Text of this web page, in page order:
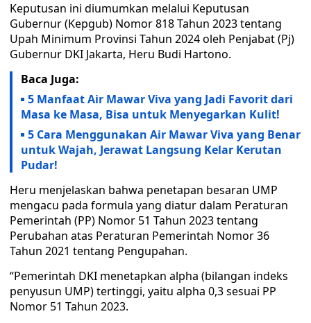
Keputusan ini diumumkan melalui Keputusan
Gubernur (Kepgub) Nomor 818 Tahun 2023 tentang
Upah Minimum Provinsi Tahun 2024 oleh Penjabat (Pj)
Gubernur DKI Jakarta, Heru Budi Hartono.
Baca Juga:
5 Manfaat Air Mawar Viva yang Jadi Favorit dari
Masa ke Masa, Bisa untuk Menyegarkan Kulit!
5 Cara Menggunakan Air Mawar Viva yang Benar
untuk Wajah, Jerawat Langsung Kelar Kerutan
Pudar!
Heru menjelaskan bahwa penetapan besaran UMP
mengacu pada formula yang diatur dalam Peraturan
Pemerintah (PP) Nomor 51 Tahun 2023 tentang
Perubahan atas Peraturan Pemerintah Nomor 36
Tahun 2021 tentang Pengupahan.
“Pemerintah DKI menetapkan alpha (bilangan indeks
penyusun UMP) tertinggi, yaitu alpha 0,3 sesuai PP
Nomor 51 Tahun 2023.